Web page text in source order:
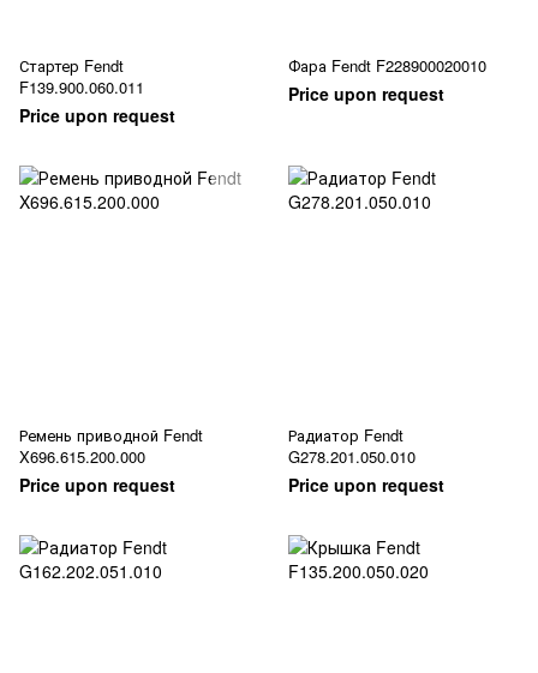
Стартер Fendt
F139.900.060.011
Price upon request
Фара Fendt F228900020010
Price upon request
Ремень приводной Fendt
X696.615.200.000
Price upon request
Радиатор Fendt
G278.201.050.010
Price upon request